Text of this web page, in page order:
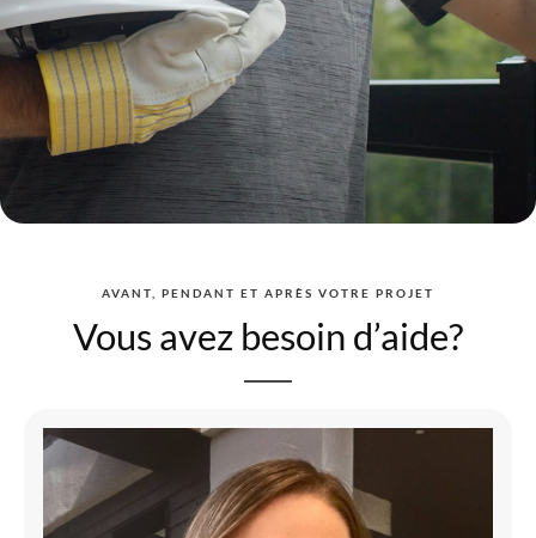
AVANT, PENDANT ET APRÈS VOTRE PROJET
Vous avez besoin d’aide?